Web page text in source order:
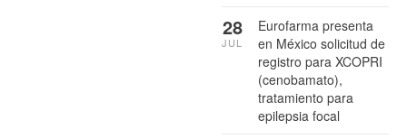
Eurofarma presenta
en México solicitud de
registro para XCOPRI
(cenobamato),
tratamiento para
epilepsia focal
28
JUL